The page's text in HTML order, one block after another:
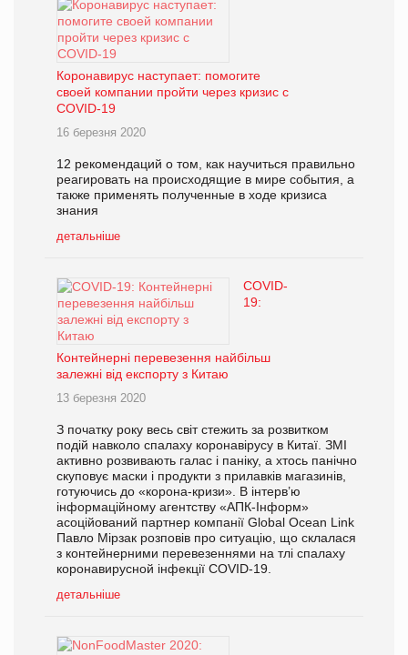
Коронавирус наступает: помогите
своей компании пройти через кризис с
COVID-19
16 березня 2020
12 рекомендаций о том, как научиться правильно
реагировать на происходящие в мире события, а
также применять полученные в ходе кризиса
знания
детальніше
COVID-
19:
Контейнерні перевезення найбільш
залежні від експорту з Китаю
13 березня 2020
З початку року весь світ стежить за розвитком
подій навколо спалаху коронавірусу в Китаї. ЗМІ
активно розвивають галас і паніку, а хтось панічно
скуповує маски і продукти з прилавків магазинів,
готуючись до «корона-кризи». В інтерв’ю
інформаційному агентству «АПК-Інформ»
асоційований партнер компанії Global Ocean Link
Павло Мірзак розповів про ситуацію, що склалася
з контейнерними перевезеннями на тлі спалаху
коронавирусной інфекції COVID-19.
детальніше